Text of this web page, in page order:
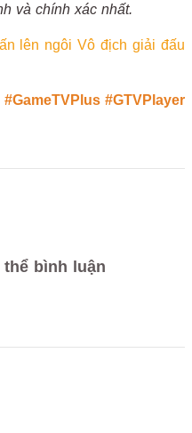
và chính xác nhất.
lên ngôi Vô địch giải đấu
#GameTVPlus #GTVPlayer
bình luận